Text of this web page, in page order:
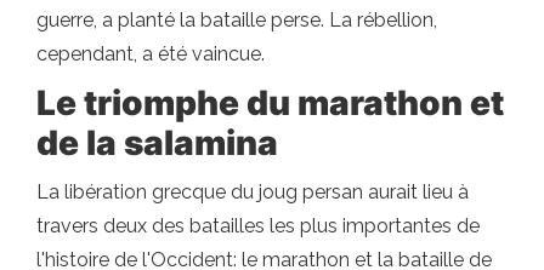
guerre, a planté la bataille perse. La rébellion,
cependant, a été vaincue.
Le triomphe du marathon et
de la salamina
La libération grecque du joug persan aurait lieu à
travers deux des batailles les plus importantes de
l'histoire de l'Occident: le marathon et la bataille de